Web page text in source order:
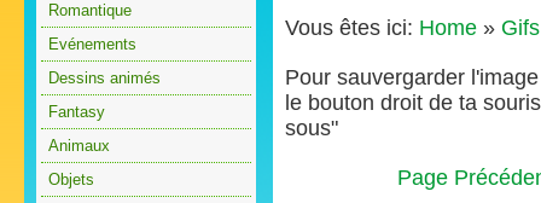
Romantique
Evénements
Dessins animés
Fantasy
Animaux
Objets
Vous êtes ici: Home »
Pour sauvergarder
le bouton droit de ta
sous"
Page